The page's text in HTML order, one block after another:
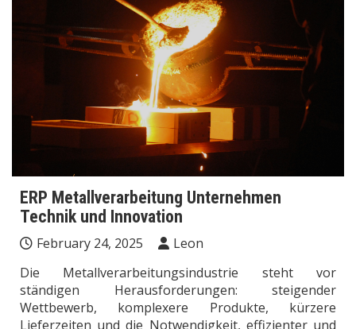
ERP Metallverarbeitung Unternehmen
Technik und Innovation
February 24, 2025
Leon
Die Metallverarbeitungsindustrie steht vor
ständigen Herausforderungen: steigender
Wettbewerb, komplexere Produkte, kürzere
Lieferzeiten und die Notwendigkeit, effizienter und